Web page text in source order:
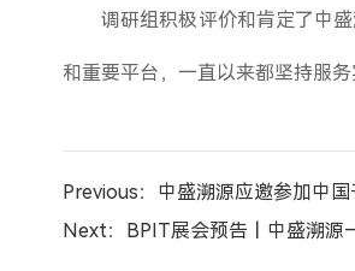
调研组积极评价和肯定了中
和重要平台，一直以来都坚持服
Previous：中盛溯源应邀参加中
Next：BPIT展会预告丨中盛溯